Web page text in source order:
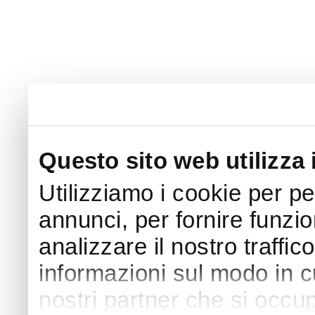
Questo sito web utilizza
Utilizziamo i cookie per
annunci, per fornire
analizzare il nostro
informazioni sul modo in
nostri partner che si